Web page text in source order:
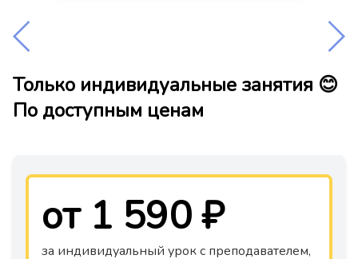
Только индивидуальные занятия 😊
По доступным ценам
от 1 590 ₽
за индивидуальный урок с преподавателем,